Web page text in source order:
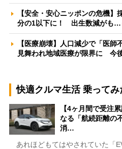
【安全・安心ニッポンの危機
分の1以下に！ 出生数減がも…
【医療崩壊】人口減少で「医
見舞われ地域医療が限界に 今
快適クルマ生活 乗って
【4ヶ月間で受注
なる「航続距離の
消…
あれほどもてはやされていた「